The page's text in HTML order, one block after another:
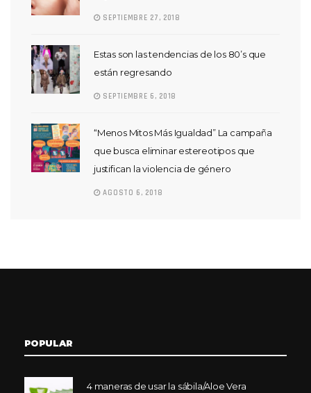
SEPTIEMBRE 27, 2018
Estas son las tendencias de los 80’s que
están regresando
SEPTIEMBRE 6, 2018
“Menos Mitos Más Igualdad” La campaña
que busca eliminar estereotipos que
justifican la violencia de género
AGOSTO 6, 2018
POPULAR
4 maneras de usar la sábila/Aloe Vera